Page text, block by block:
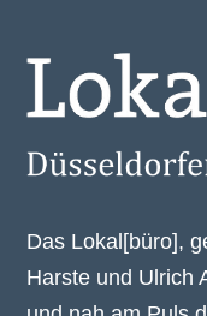
Das Lokal[büro],
Harste und Ulrich